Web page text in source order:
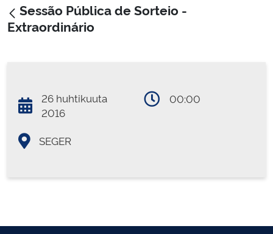
Sessão Pública de Sorteio -
Extraordinário
26 huhtikuuta
2016
00:00
SEGER